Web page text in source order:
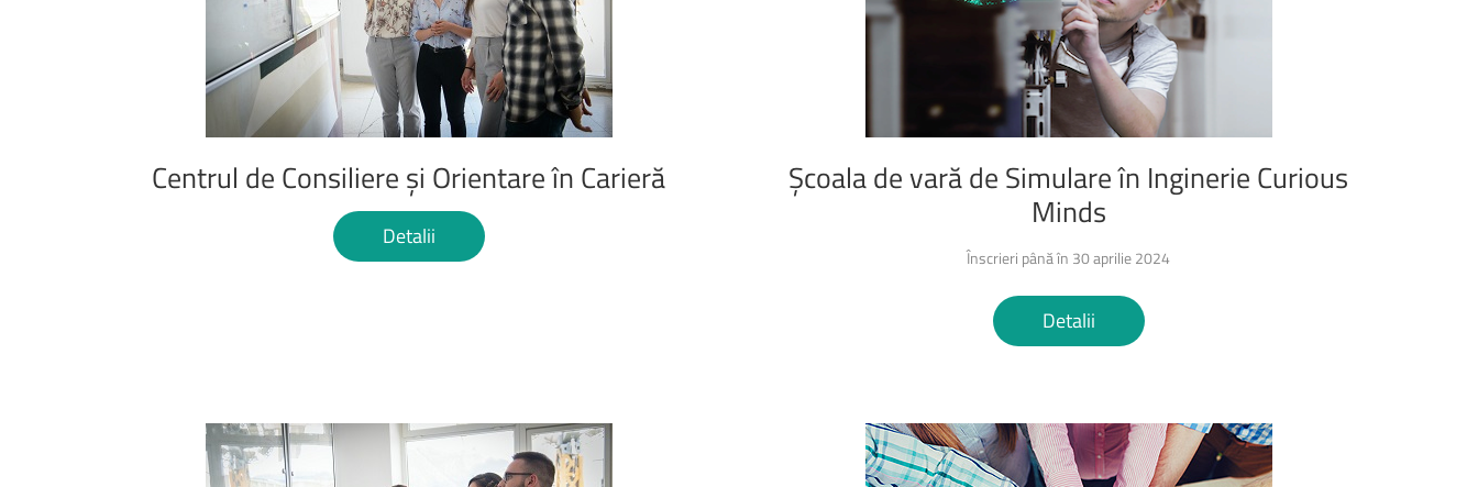
1 octombrie 2024, Colina
universității, în fața corpului C
Centrul de Consiliere și Orientareîn Carieră
Detalii
Școaladevarăde Simulareîn Inginerie Curious
Minds
Înscrieri până în 30 aprilie 2024
Detalii